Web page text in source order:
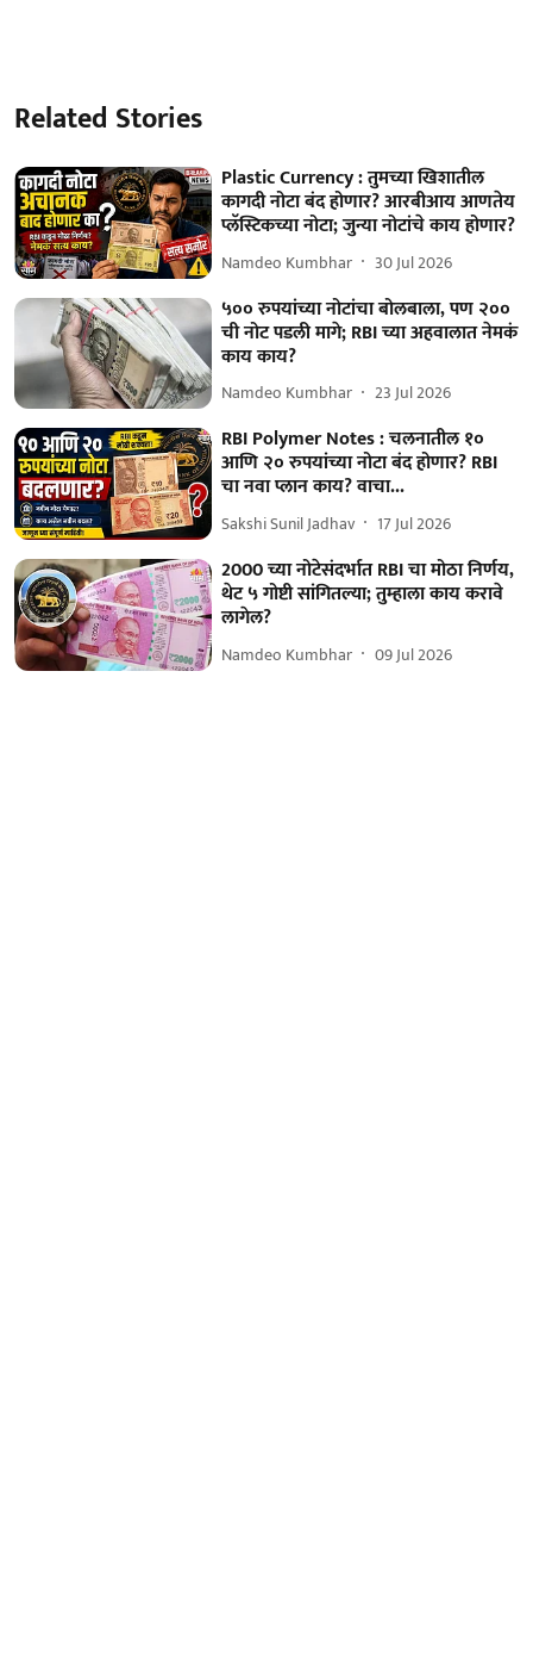
Related Stories
Plastic Currency : तुमच्या खिशातील
कागदी नोटा बंद होणार? आरबीआय आणतेय
प्लॅस्टिकच्या नोटा; जुन्या नोटांचे काय होणार?
Namdeo Kumbhar 30 Jul 2026
५०० रुपयांच्या नोटांचा बोलबाला, पण २००
ची नोट पडली मागे; RBI च्या अहवालात नेमकं
काय काय?
Namdeo Kumbhar 23 Jul 2026
RBI Polymer Notes : चलनातील १०
आणि २० रुपयांच्या नोटा बंद होणार? RBI
चा नवा प्लान काय? वाचा...
Sakshi Sunil Jadhav 17 Jul 2026
2000 च्या नोटेसंदर्भात RBI चा मोठा निर्णय,
थेट ५ गोष्टी सांगितल्या; तुम्हाला काय करावे
लागेल?
Namdeo Kumbhar 09 Jul 2026